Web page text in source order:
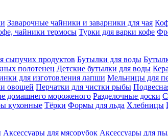
Заварочные чайники и заварники для чая
чайники термосы Турки для варки кофе
сыпучих продуктов Бутылки для воды
полотенец Детские бутылки для воды
для изготовления лапши Мельницы для
овощей Перчатки для чистки рыбы
домашнего мороженого Разделочные доски
кухонные Тёрки Формы для льда Хлебницы
Аксессуары для мясорубок Аксессуары для